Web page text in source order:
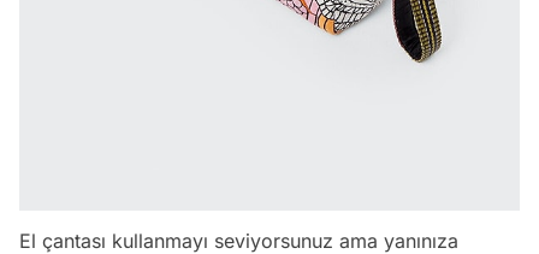
El çantası kullanmayı seviyorsunuz ama yanınıza